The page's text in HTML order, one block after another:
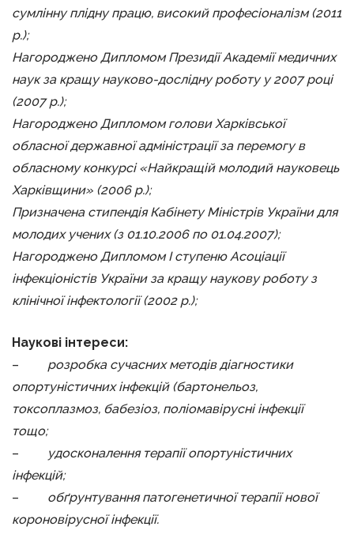
сумлінну плідну працю, високий професіоналізм (2011
р.);
Нагороджено Дипломом Президії Академії медичних
наук за кращу науково-дослідну роботу у 2007 році
(2007 р.);
Нагороджено Дипломом голови Харківської
обласної державної адміністрації за перемогу в
обласному конкурсі «Найкращій молодий науковець
Харківщини» (2006 р.);
Призначена стипендія Кабінету Міністрів України для
молодих учених (з 01.10.2006 по 01.04.2007);
Нагороджено Дипломом I ступеню Асоціації
інфекціоністів України за кращу наукову роботу з
клінічної інфектології (2002 р.);
Наукові інтереси:
– розробка сучасних методів діагностики
опортуністичних інфекцій (бартонельоз,
токсоплазмоз, бабезіоз, поліомавірусні інфекції
тощо;
–
удосконалення терапії опортуністичних
інфекцій;
– обґрунтування патогенетичної терапії нової
короновірусної інфекції.